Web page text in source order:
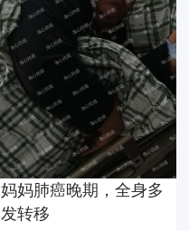
妈妈肺癌晚期，全身多
发转移